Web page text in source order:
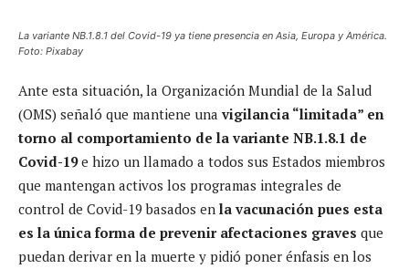
La variante NB.1.8.1 del Covid-19 ya tiene presencia en Asia, Europa y América.
Foto: Pixabay
Ante esta situación, la Organización Mundial de la Salud
(OMS) señaló que mantiene una vigilancia “limitada” en
torno al comportamiento de la variante NB.1.8.1 de
Covid-19e hizo un llamado a todos sus Estados miembros
que mantengan activos los programas integrales de
control de Covid-19 basados en la vacunación pues esta
es la única forma de prevenir afectaciones graves que
puedan derivar en la muerte y pidió poner énfasis en los